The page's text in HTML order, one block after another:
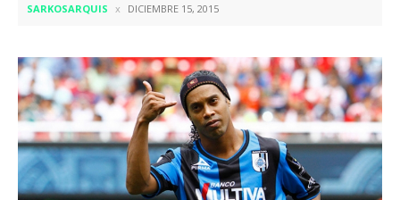
SARKOSARQUIS DICIEMBRE 15, 2015